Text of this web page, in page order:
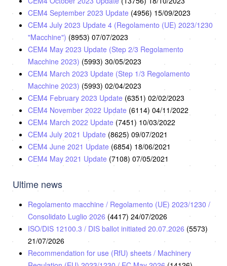
CEM4 September 2023 Update (4956) 15/09/2023
CEM4 July 2023 Update 4 (Regolamento (UE) 2023/1230
"Macchine") (8953) 07/07/2023
CEM4 May 2023 Update (Step 2/3 Regolamento
Macchine 2023) (5993) 30/05/2023
CEM4 March 2023 Update (Step 1/3 Regolamento
Macchine 2023) (5993) 02/04/2023
CEM4 February 2023 Update (6351) 02/02/2023
CEM4 November 2022 Update (6114) 04/11/2022
CEM4 March 2022 Update (7451) 10/03/2022
CEM4 July 2021 Update (8625) 09/07/2021
CEM4 June 2021 Update (6854) 18/06/2021
CEM4 May 2021 Update (7108) 07/05/2021
Ultime news
Regolamento macchine / Regolamento (UE) 2023/1230 /
Consolidato Luglio 2026 (4417) 24/07/2026
ISO/DIS 12100.3 / DIS ballot initiated 20.07.2026 (5573)
21/07/2026
Recommendation for use (RfU) sheets / Machinery